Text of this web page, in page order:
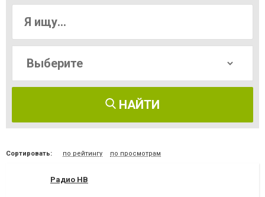
НАЙТИ
Сортировать: по рейтингу по просмотрам
Радио НВ